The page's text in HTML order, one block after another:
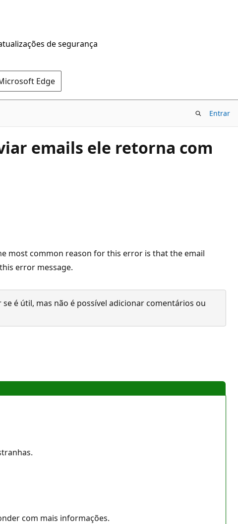
de segurança
Edge
Entrar
emails ele retorna com
most common reason for this error is that the email
error message.
é útil, mas não é possível adicionar comentários ou
com mais informações.